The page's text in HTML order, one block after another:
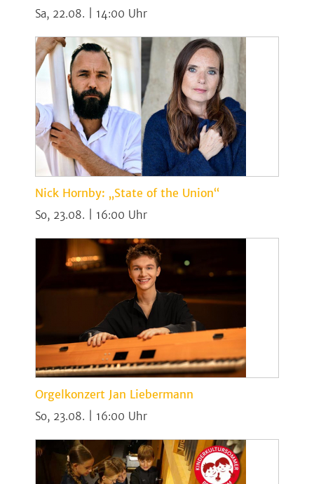
Sa, 22.08. | 14:00
Nick Hornby: „State of the Union“
So, 23.08. | 16:00
Orgelkonzert Jan Liebermann
So, 23.08. | 16:00